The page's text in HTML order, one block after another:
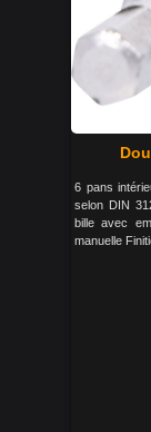
6 pans
selon DIN
bille avec
manuelle